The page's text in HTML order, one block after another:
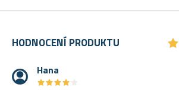
HODNOCENÍ PRODUKTU ★
★
Hana
★★★★
★★★★